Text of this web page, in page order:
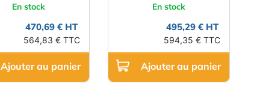
En stock
470,69 € HT
564,83 € TTC
Ajouter au panier
En stock
495,29 € HT
594,35 € TTC
Ajouter au panier